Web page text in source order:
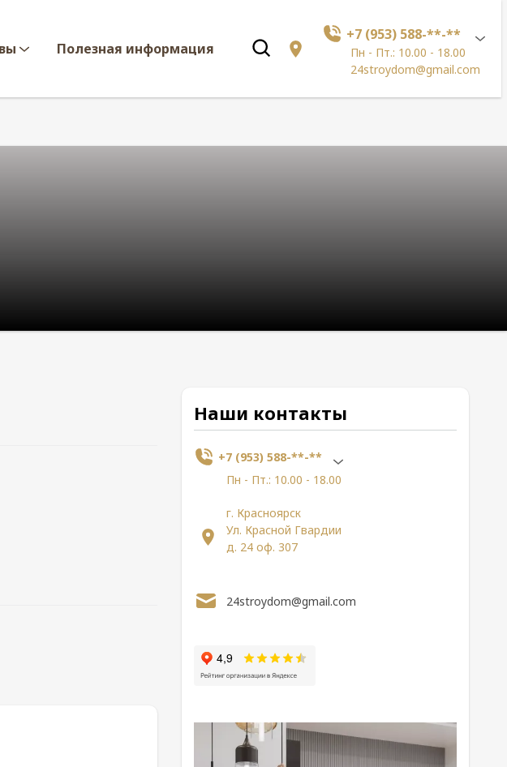
Полезная информация
+7 (953) 588-**-**
Пн - Пт.: 10.00 - 18.00
24stroydom@gmail.com
Наши контакты
+7 (953) 588-**-**
Пн - Пт.: 10.00 - 18.00
г. Красноярск
Ул. Красной Гвардии
д. 24 оф. 307
24stroydom@gmail.com